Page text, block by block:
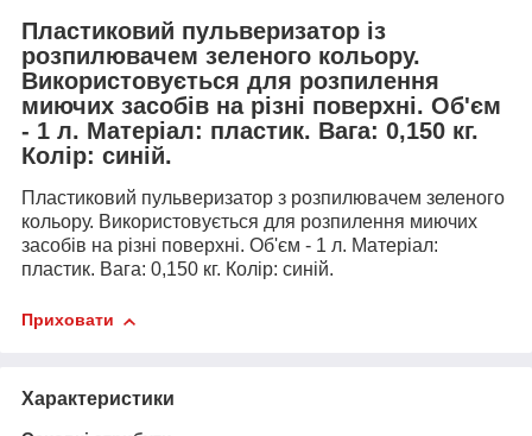
Пластиковий пульверизатор із
розпилювачем зеленого кольору.
Використовується для розпилення
миючих засобів на різні поверхні. Об'єм
- 1 л. Матеріал: пластик. Вага: 0,150 кг.
Колір: синій.
Пластиковий пульверизатор з розпилювачем зеленого
кольору. Використовується для розпилення миючих
засобів на різні поверхні. Об'єм - 1 л. Матеріал:
пластик. Вага: 0,150 кг. Колір: синій.
Приховати
Характеристики